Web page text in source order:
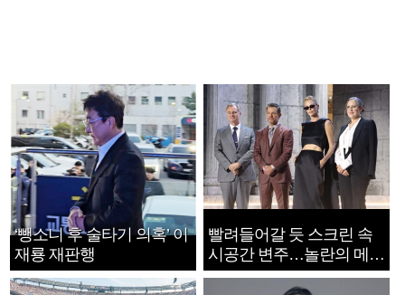
‘뺑소니 후 술타기 의혹’ 이
재룡 재판행
빨려들어갈 듯 스크린 속
시공간 변주…놀란의 메시
지는 ‘전쟁 속죄’